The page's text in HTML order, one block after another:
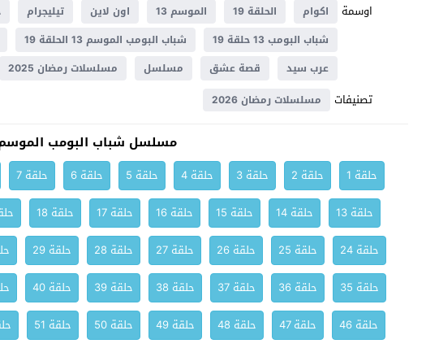
اوسمة
اكوام الحلقة 19 الموسم 13 اون لاين تيليجرام
شباب البومب 13 حلقة 19
شباب البومب الموسم 13 الحلقة 19
عرب سيد
قصة عشق مسلسل مسلسلات رمضان 2025
تصنيفات مسلسلات رمضان 2026
مسلسل شباب البومب
حلقة 1 حلقة 2 حلقة 3 حلقة 4 حلقة 5 حلقة 6 حلقة 7
حلقة 13
حلقة 14 حلقة 15 حلقة 16 حلقة 17 حلقة 18
حلقة 24
حلقة 25 حلقة 26 حلقة 27 حلقة 28 حلقة 29
حلقة 35
حلقة 36 حلقة 37 حلقة 38 حلقة 39 حلقة 40
حلقة 46
حلقة 47 حلقة 48 حلقة 49 حلقة 50 حلقة 51